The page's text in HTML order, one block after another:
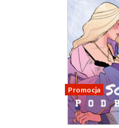
Promocja